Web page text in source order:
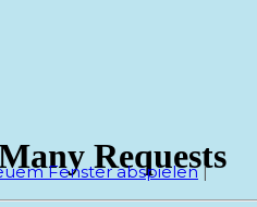
Fenster abspielen|